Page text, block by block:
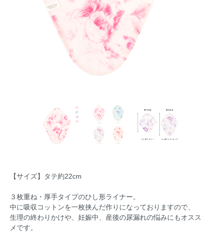
【サイズ】タテ約22cm
３枚重ね・厚手タイプのひし形ライナー。
中に吸収コットンを一枚挟んだ作りになっておりますので、
生理の終わりかけや、妊娠中、産後の尿漏れの悩みにもオスス
メです。